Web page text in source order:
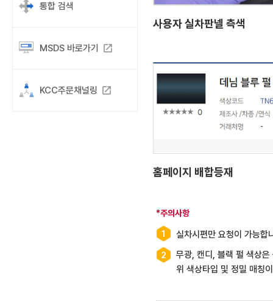
통합 검색
MSDS 바로가기 launch
KCC주문채널링 launch
사용자 실차판넬 측색
홈페이지 배합등재
*주의사항
1 실차시편만 요청이 가능합
2
무광, 캔디, 블랙 펄 색상
위 색상타입 및 정밀 매칭